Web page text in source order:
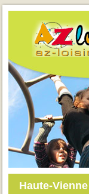
Haute-Vienne